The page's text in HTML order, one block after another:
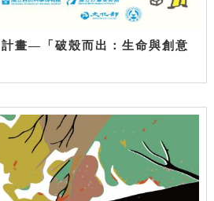
計畫—「破殼而出：生命與創意